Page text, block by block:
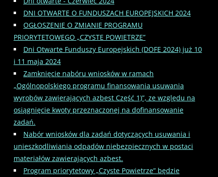
DNI OTWARTE O FUNDUSZACH EUROPEJSKICH 2024
OGŁOSZENIE O ZMIANIE PROGRAMU
PRIORYTETOWEGO „CZYSTE POWIETRZE”
Dni Otwarte Funduszy Europejskich (DOFE 2024) już 10
i 11 maja 2024
Zamknięcie nabóru wniosków w ramach
„Ogólnopolskiego programu finansowania usuwania
wyrobów zawierających azbest Część 1)”, ze względu na
osiągnięcie kwoty przeznaczonej na dofinansowanie
zadań.
Nabór wniosków dla zadań dotyczących usuwania i
unieszkodliwiania odpadów niebezpiecznych w postaci
materiałów zawierających azbest.
Program priorytetowy „Czyste Powietrze” będzie